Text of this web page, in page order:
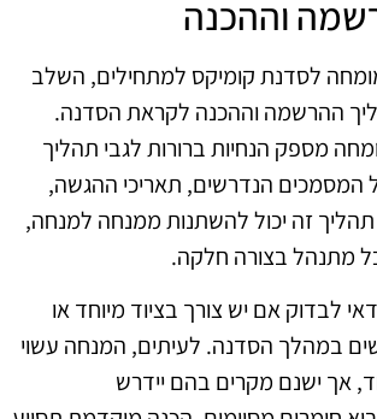
וההכנה
לסדנת קומיקס למתחילים, השלב
ההרשמה וההכנה לקראת הסדנה.
מספק הנחיות ברורות לגבי תהליך
המסמכים הנדרשים, תאריכי ההגשה,
זה יכול להשתנות ממנחה למנחה,
מתנהל בצורה חלקה.
לבדוק אם יש צורך בציוד מיוחד או
במהלך הסדנה. לעיתים, המנחה עשוי
אך ישנם מקרים בהם יידרש